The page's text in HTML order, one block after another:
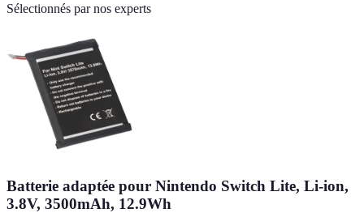
Sélectionnés par nos experts
Batterie adaptée pour Nintendo Switch Lite, Li-ion,
3.8V, 3500mAh, 12.9Wh